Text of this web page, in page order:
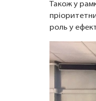
Також у
роль у